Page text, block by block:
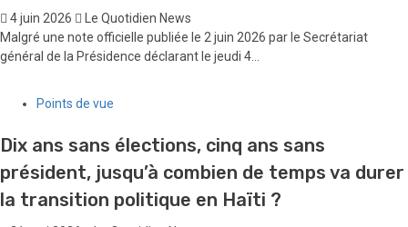
4 juin 2026
Le Quotidien News
Malgré une note officielle publiée le 2 juin 2026 par le Secrétariat
général de la Présidence déclarant le jeudi 4...
Points de vue
Dix ans sans élections, cinq ans sans
président, jusqu’à combien de temps va durer
la transition politique en Haïti ?